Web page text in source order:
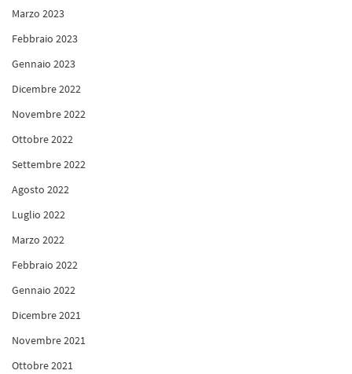
Marzo 2023
Febbraio 2023
Gennaio 2023
Dicembre 2022
Novembre 2022
Ottobre 2022
Settembre 2022
Agosto 2022
Luglio 2022
Marzo 2022
Febbraio 2022
Gennaio 2022
Dicembre 2021
Novembre 2021
Ottobre 2021